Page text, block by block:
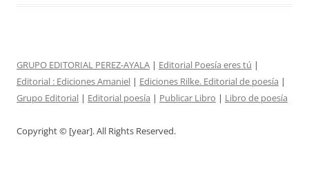
GRUPO EDITORIAL PEREZ-AYALA | Editorial Poesía eres tú |
Editorial : Ediciones Amaniel | Ediciones Rilke. Editorial de poesía |
Grupo Editorial | Editorial poesía | Publicar Libro | Libro de poesía
Copyright © [year]. All Rights Reserved.